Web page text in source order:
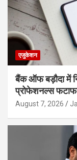
एजुकेशन
बैंक ऑफ बड़ौदा में
प्रोफेशनल्स
August 7, 2026